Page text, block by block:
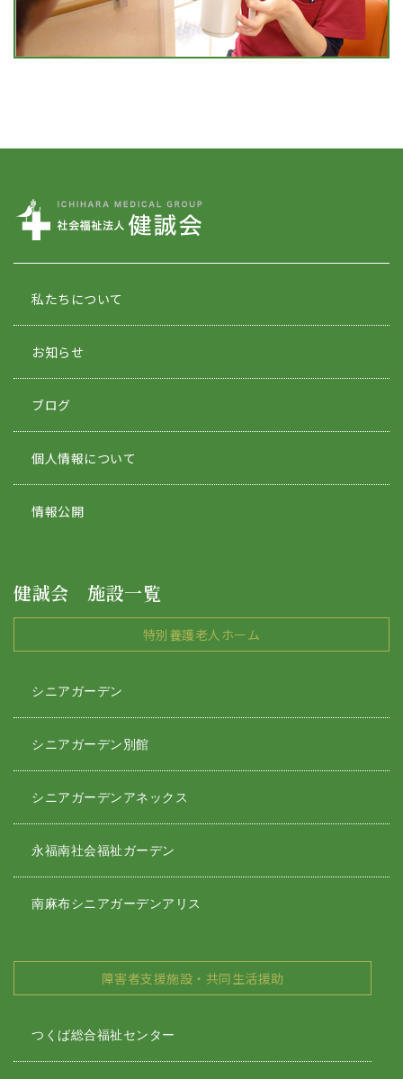
私たちについて
お知らせ
ブログ
個人情報について
情報公開
健誠会 施設一覧
特別養護老人ホーム
シニアガーデン
シニアガーデン別館
シニアガーデンアネックス
永福南社会福祉ガーデン
南麻布シニアガーデンアリス
障害者支援施設・共同生活援助
つくば総合福祉センター